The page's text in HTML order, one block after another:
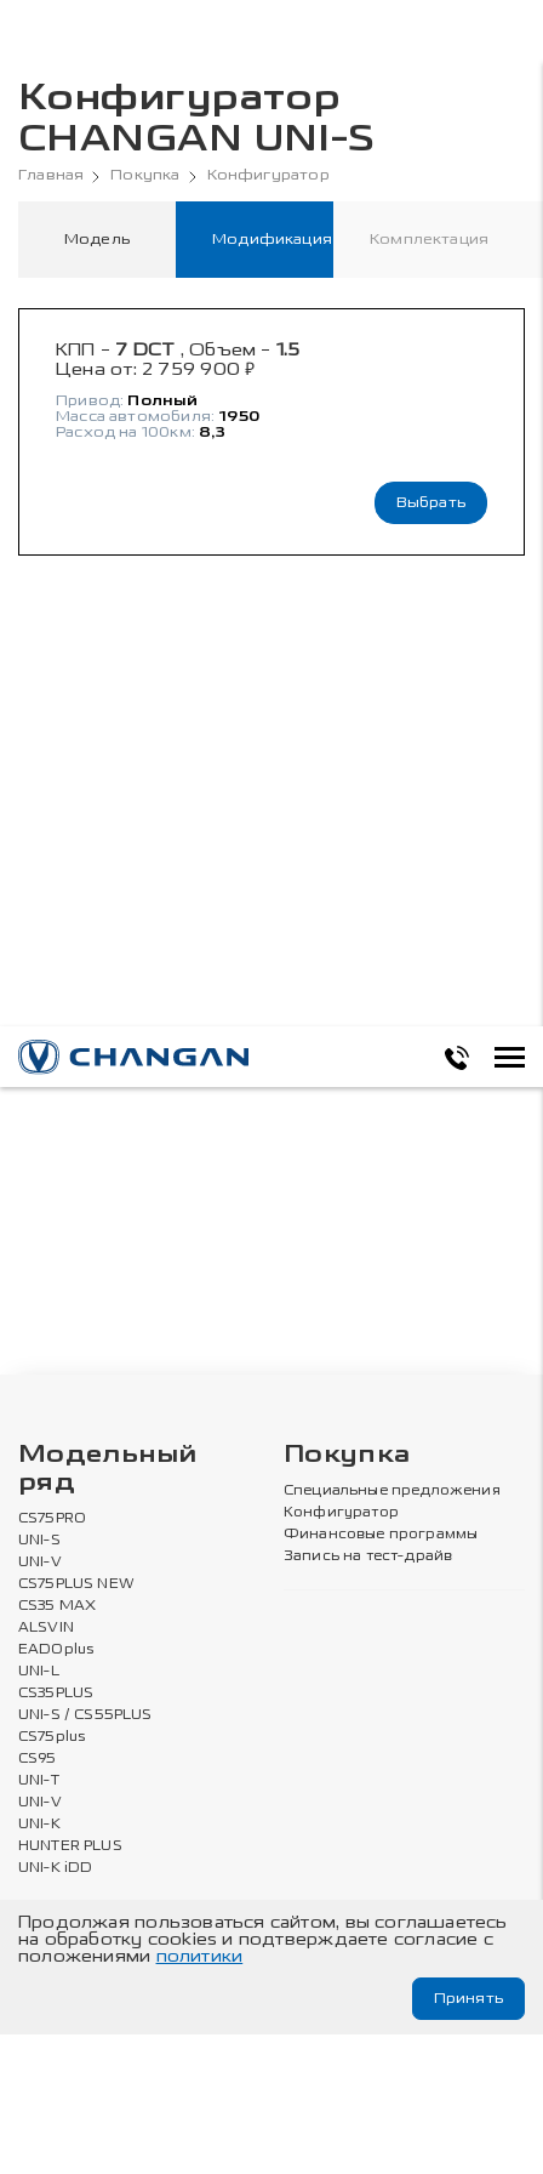
Конфигуратор
CHANGAN UNI-S
Главная Покупка Конфигуратор
Модель Модификация Комплектация
КПП - 7 DCT , Объем - 1.5
Цена от: 2 759 900₽
Привод: Полный
Масса автомобиля: 1950
Расход на 100км: 8,3
Выбрать
Модельный
ряд
CS75PRO
UNI-S
UNI-V
CS75PLUS NEW
CS35 MAX
ALSVIN
EADOplus
UNI-L
CS35PLUS
UNI-S / CS55PLUS
CS75plus
CS95
UNI-T
UNI-V
UNI-K
HUNTER PLUS
UNI-K iDD
Покупка
Специальные предложения
Конфигуратор
Финансовые программы
Запись на тест-драйв
Владельцам О компании
Продолжая пользоваться сайтом, вы соглашаетесь
на обработку cookies и подтверждаете согласие с
положениями политики
Принять